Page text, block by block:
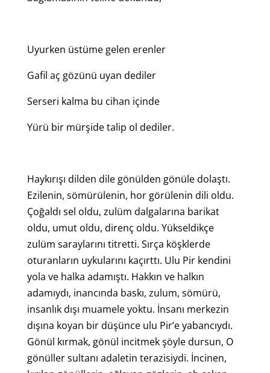
Uyurken üstüme gelen erenler
Gafil aç gözünü uyan dediler
Serseri kalma bu cihan içinde
Yürü bir mürşide talip ol dediler.
Haykırışı dilden dile gönülden gönüle dolaştı.
Ezilenin, sömürülenin, hor görülenin dili oldu.
Çoğaldı sel oldu, zulüm dalgalarına barikat
oldu, umut oldu, direnç oldu. Yükseldikçe
zulüm saraylarını titretti. Sırça köşklerde
oturanların uykularını kaçırttı. Ulu Pir kendini
yola ve halka adamıştı. Hakkın ve halkın
adamıydı, inancında baskı, zulum, sömürü,
insanlık dışı muamele yoktu. İnsanı merkezin
dışına koyan bir düşünce ulu Pir’e yabancıydı.
Gönül kırmak, gönül incitmek şöyle dursun, O
gönüller sultanı adaletin terazisiydi. İncinen,